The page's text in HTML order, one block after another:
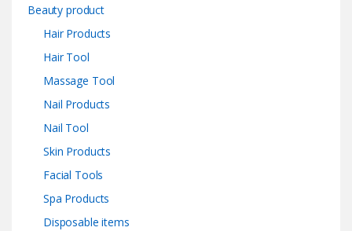
Beauty product
Hair Products
Hair Tool
Massage Tool
Nail Products
Nail Tool
Skin Products
Facial Tools
Spa Products
Disposable items